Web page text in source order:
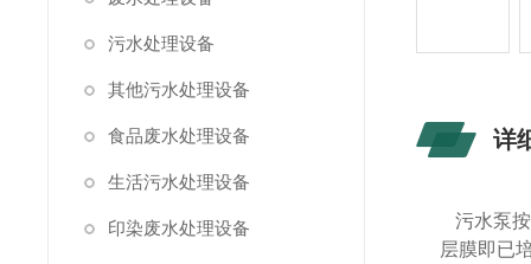
污水处理设备
其他污水处理设备
食品废水处理设备
生活污水处理设备
印染废水处理设备
详
污水泵
层膜即已